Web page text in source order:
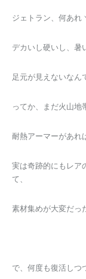
ジェトラン、何あれ
デカいし硬いし、暑
足元が見えないなん
ってか、まだ火山地
耐熱アーマーがあれ
実は奇跡的にもレア
て、
素材集めが大変だっ
で、何度も復活しつ